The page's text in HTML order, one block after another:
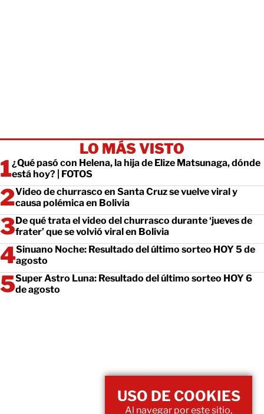
LO MÁS VISTO
¿Qué pasó con Helena, la hija de Elize Matsunaga, dónde
está hoy? | FOTOS
Video de churrasco en Santa Cruz se vuelve viral y
causa polémica en Bolivia
De qué trata el video del churrasco durante ‘jueves de
frater’ que se volvió viral en Bolivia
Sinuano Noche: Resultado del último sorteo HOY 5 de
agosto
Super Astro Luna: Resultado del último sorteo HOY 6
de agosto
USO DE COOKIES
Al navegar por este sitio,